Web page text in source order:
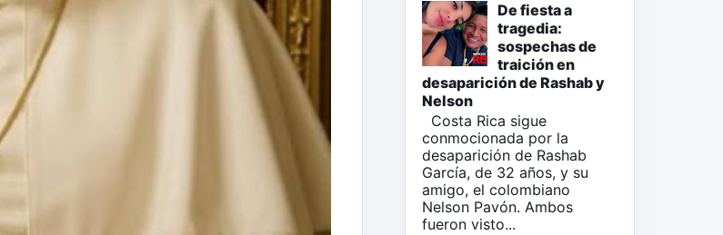
De fiesta a
tragedia:
sospechas de
traición en
desaparición de Rashab y
Nelson
Costa Rica sigue
conmocionada por la
desaparición de Rashab
García, de 32 años, y su
amigo, el colombiano
Nelson Pavón. Ambos
fueron visto...